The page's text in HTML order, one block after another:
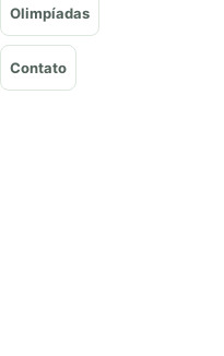
Olimpíadas
Contato